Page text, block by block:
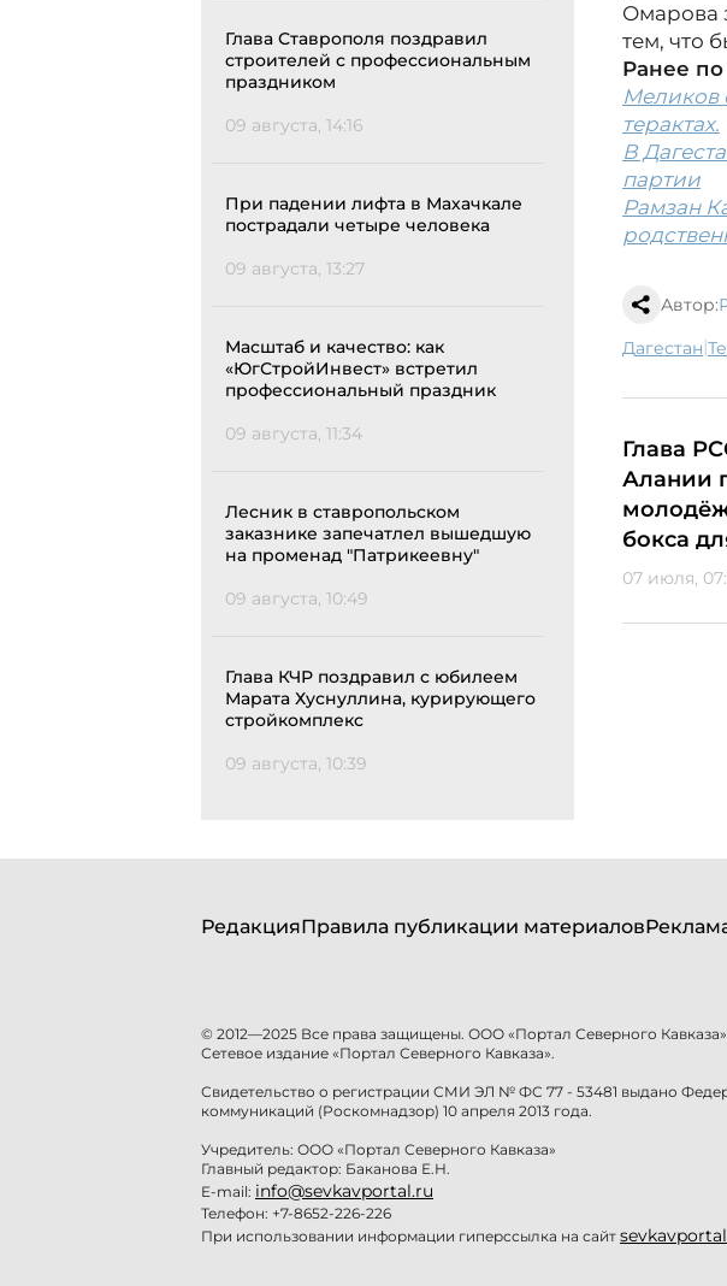
Глава Ставрополя поздравил
строителей с профессиональным
праздником
09 августа, 14:16
При падении лифта в Махачкале
пострадали четыре человека
09 августа, 13:27
Масштаб и качество: как
«ЮгСтройИнвест» встретил
профессиональный праздник
09 августа, 11:34
Лесник в ставропольском
заказнике запечатлел вышедшую
на променад "Патрикеевну"
09 августа, 10:49
Глава КЧР поздравил с юбилеем
Марата Хуснуллина, курирующего
стройкомплекс
09 августа, 10:39
Омарова
тем, что
Ранее
Меликов
терактах.
В
партии
Рамзан
Автор:
Дагестан|
Глава
Алании
бокса
07 июля,
РедакцияПравила публикации материалов
© 2012—2025 Все права защищены. ООО «Портал Северного Кавказа»
Сетевое издание «Портал Северного Кавказа».
Свидетельство о регистрации СМИ ЭЛ № ФС 77 - 53481 выдано
коммуникаций (Роскомнадзор) 10 апреля 2013 года.
Учредитель: ООО «Портал Северного Кавказа»
Главный редактор: Баканова Е.Н.
E-mail: info@sevkavportal.ru
Телефон: +7-8652-226-226
При использовании информации гиперссылка на сайт